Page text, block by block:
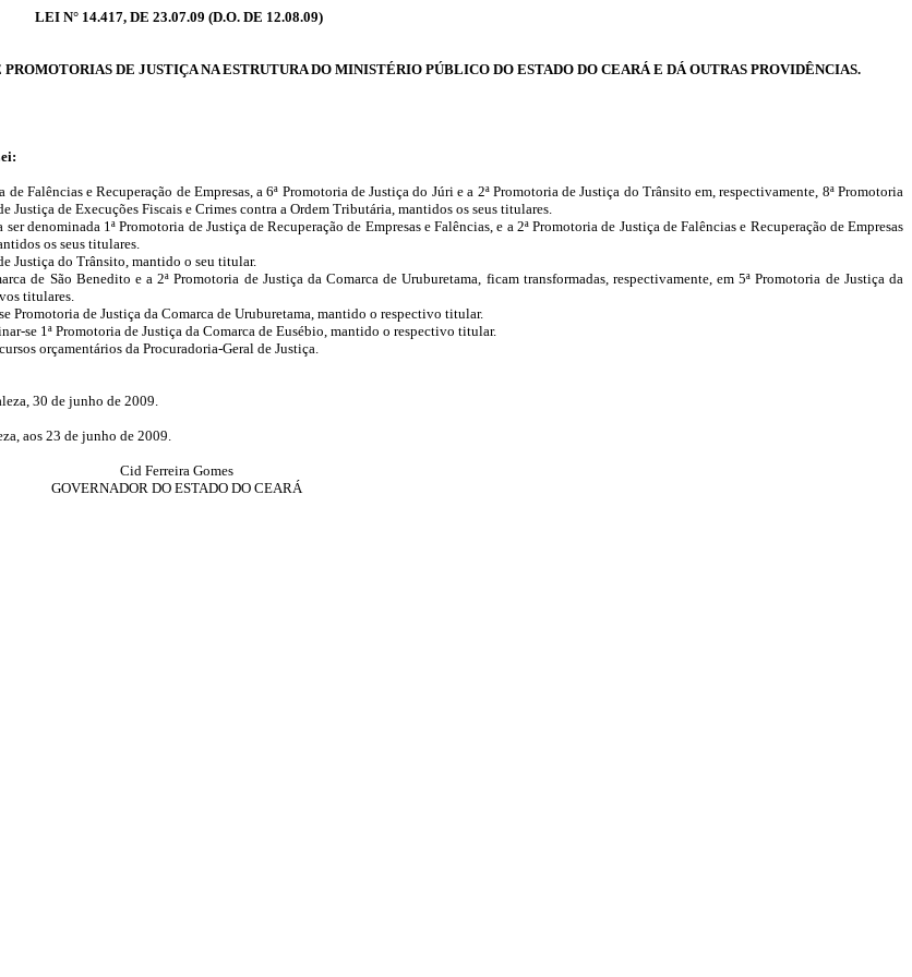
LEI N° 14.417, DE 23.07.09 (D.O. DE 12.08.09)
DE JUSTIÇA NA ESTRUTURA DO MINISTÉRIO PÚBLICO DO ESTADO DO CEARÁ E DÁ OUTRAS PROVIDÊNCIAS.
Falências e Recuperação de Empresas, a 6ª Promotoria de Justiça do Júri e a 2ª Promotoria de Justiça do Trânsito em, respectivamente, 8ª Promotoria
Justiça de Execuções Fiscais e Crimes contra a Ordem Tributária, mantidos os seus titulares.
denominada 1ª Promotoria de Justiça de Recuperação de Empresas e Falências, e a 2ª Promotoria de Justiça de Falências e Recuperação de Empresas
os seus titulares.
Justiça do Trânsito, mantido o seu titular.
de São Benedito e a 2ª Promotoria de Justiça da Comarca de Uruburetama, ficam transformadas, respectivamente, em 5ª Promotoria de Justiça da
titulares.
Promotoria de Justiça da Comarca de Uruburetama, mantido o respectivo titular.
se 1ª Promotoria de Justiça da Comarca de Eusébio, mantido o respectivo titular.
orçamentários da Procuradoria-Geral de Justiça.
30 de junho de 2009.
aos 23 de junho de 2009.
Cid Ferreira Gomes
GOVERNADOR DO ESTADO DO CEARÁ